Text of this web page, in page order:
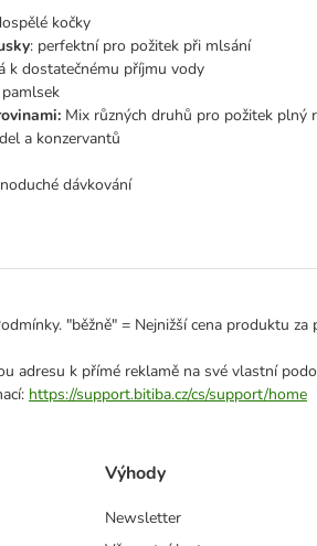
kočky
: perfektní pro požitek při mlsání
k dostatečnému příjmu vody
Mix různých druhů pro požitek plný
a konzervantů
dávkování
"běžně" = Nejnižší cena produktu
adresu k přímé reklamě na své vlastní
https://support.bitiba.cz/cs/support/home
Výhody
Newsletter